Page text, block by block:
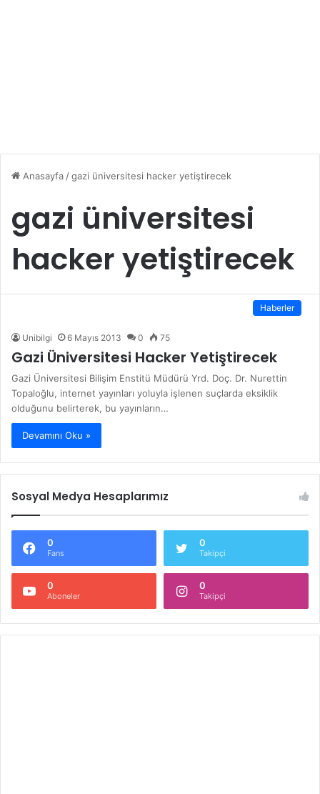
Anasayfa /gazi üniversitesi hacker yetiştirecek
gazi üniversitesi
hacker yetiştirecek
Haberler
Unibilgi 6 Mayıs 2013 0 75
Gazi Üniversitesi Hacker Yetiştirecek
Gazi Üniversitesi Bilişim Enstitü Müdürü Yrd. Doç. Dr. Nurettin
Topaloğlu, internet yayınları yoluyla işlenen suçlarda eksiklik
olduğunu belirterek, bu yayınların…
Devamını Oku »
Sosyal Medya Hesaplarımız
0
Fans
0
Takipçi
0
Aboneler
0
Takipçi